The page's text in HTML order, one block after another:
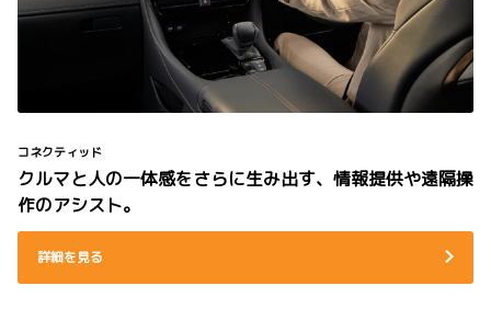
コネクティッド
クルマと人の一体感をさらに生み出す、情報提供や遠隔操
作のアシスト。
詳細を見る